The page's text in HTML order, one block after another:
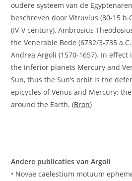
oudere systeem van de
beschreven door Vitruvius (80-15
(IV-V century), Ambrosius
the Venerable Bede (6732/3-735
Andrea Argoli (1570-1657). In effect
the inferior planets Mercury and
Sun, thus the Sun’s orbit is the
epicycles of Venus and Mercury;
around the Earth. (Bron)
Andere publicaties van Argoli
• Novae caelestium motuum